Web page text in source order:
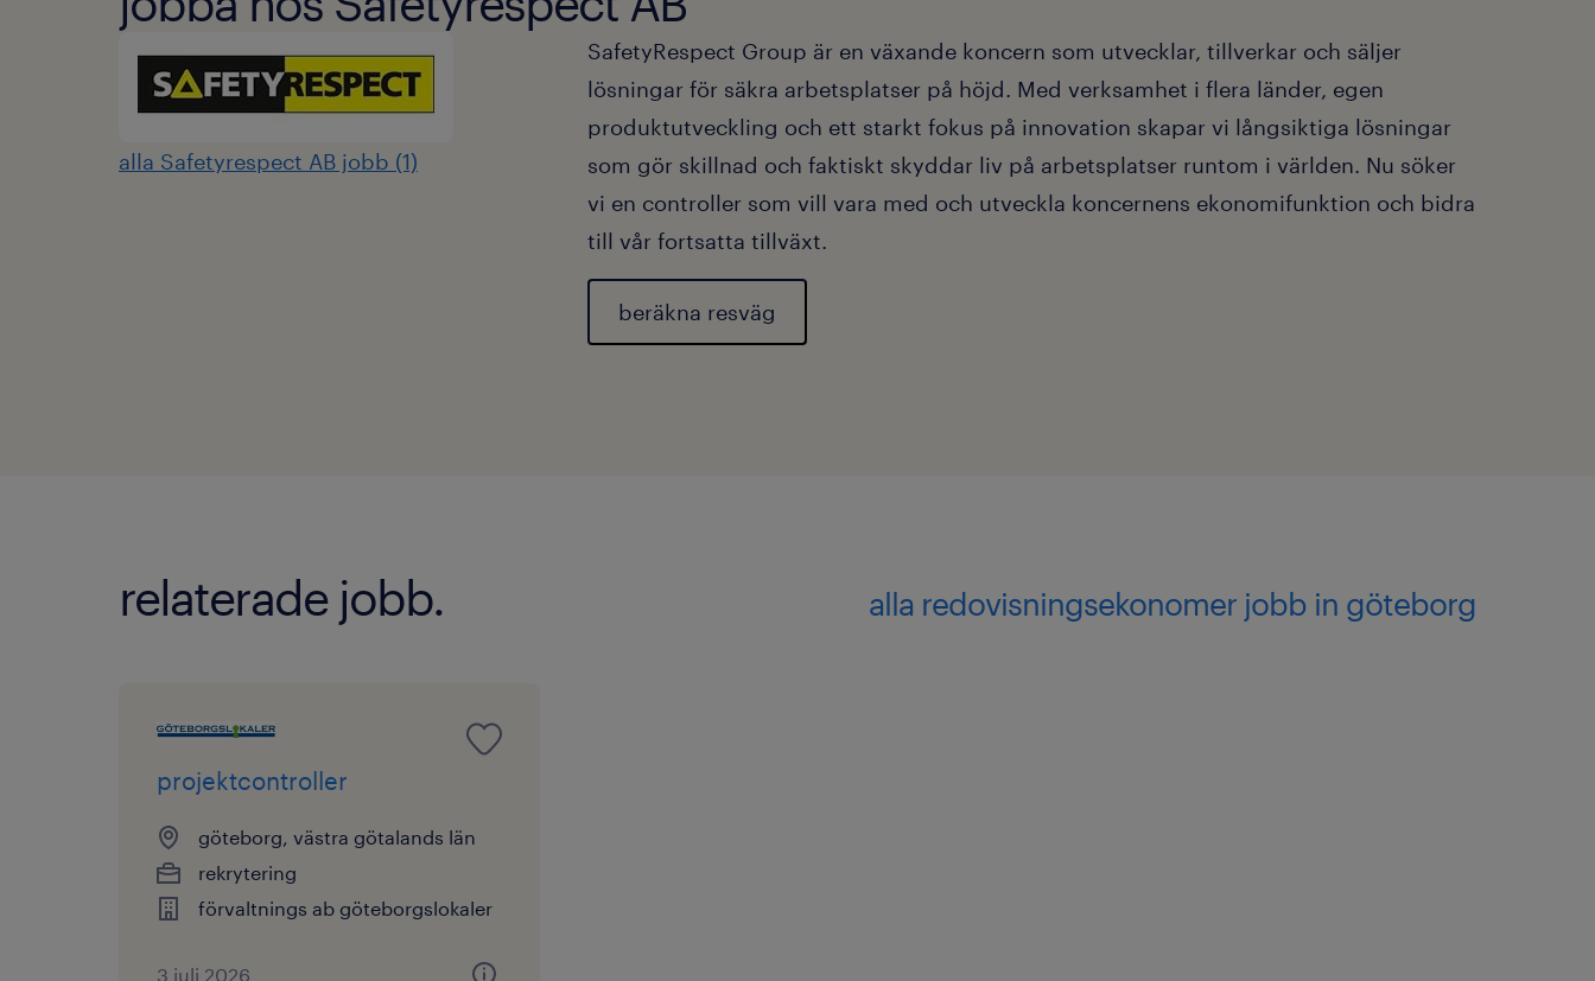
Sammanställa rapporter, analysera siffror och
förbereda underlag inför styrelsemöten.
Hålla ihop och ansvara för koncernens
årsredovisning samt koordinera arbetet kring
noterna.
alla Safetyrespect AB jobb (1)
SafetyRespect Group är en växande koncern som utvecklar, tillverkar och säljer
lösningar för säkra arbetsplatser på höjd. Med verksamhet i flera länder, egen
produktutveckling och ett starkt fokus på innovation skapar vi långsiktiga lösningar
som gör skillnad och faktiskt skyddar liv på arbetsplatser runtom i världen. Nu söker
vi en controller som vill vara med och utveckla koncernens ekonomifunktion och bidra
till vår fortsatta tillväxt.
beräkna resväg
relaterade jobb. alla redovisningsekonomer jobb in göteborg
projektcontroller
göteborg, västra götalands län
rekrytering
förvaltnings ab göteborgslokaler
3 juli 2026